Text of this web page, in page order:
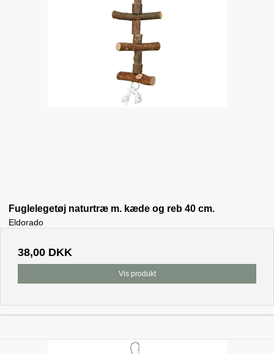
Fuglelegetøj naturtræ m. kæde og reb 40 cm.
Eldorado
38,00 DKK
Vis produkt